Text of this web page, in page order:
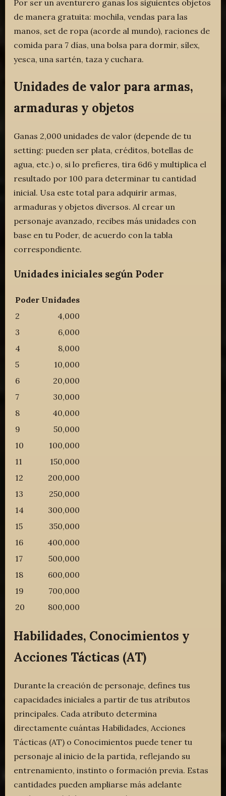
Por ser un aventurero ganas los siguientes objetos
de manera gratuita: mochila, vendas para las
manos, set de ropa (acorde al mundo), raciones de
comida para 7 días, una bolsa para dormir, sílex,
yesca, una sartén, taza y cuchara.
Unidades de valor para armas,
armaduras y objetos
Ganas 2,000 unidades de valor (depende de tu
setting: pueden ser plata, créditos, botellas de
agua, etc.) o, si lo prefieres, tira 6d6 y multiplica el
resultado por 100 para determinar tu cantidad
inicial. Usa este total para adquirir armas,
armaduras y objetos diversos. Al crear un
personaje avanzado, recibes más unidades con
base en tu Poder, de acuerdo con la tabla
correspondiente.
Unidades iniciales según Poder
Poder Unidades
2
4,000
3
6,000
4
8,000
5
10,000
6
20,000
7
30,000
8
40,000
9
50,000
10
100,000
11
150,000
12
200,000
13
250,000
14
300,000
15
350,000
16
400,000
17
500,000
18
600,000
19
700,000
20
800,000
Habilidades, Conocimientos y
Acciones Tácticas (AT)
Durante la creación de personaje, defines tus
capacidades iniciales a partir de tus atributos
principales. Cada atributo determina
directamente cuántas Habilidades, Acciones
Tácticas (AT) o Conocimientos puede tener tu
personaje al inicio de la partida, reflejando su
entrenamiento, instinto o formación previa. Estas
cantidades pueden ampliarse más adelante